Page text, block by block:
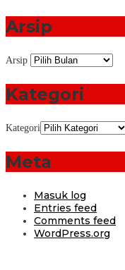
Arsip
Arsip
Kategori
Kategori
Meta
Masuk log
Entries feed
Comments feed
WordPress.org